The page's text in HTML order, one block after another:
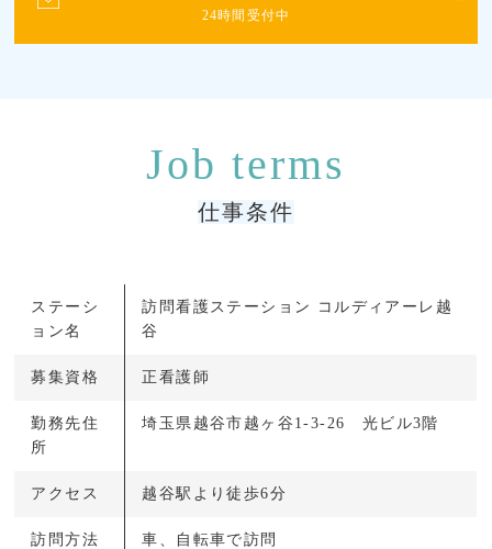
24時間受付中
仕事条件
ステーシ
ョン名
訪問看護ステーション コルディアーレ越
谷
募集資格 正看護師
勤務先住
所
埼玉県越谷市越ヶ谷1-3-26 光ビル3階
アクセス 越谷駅より徒歩6分
訪問方法 車、自転車で訪問